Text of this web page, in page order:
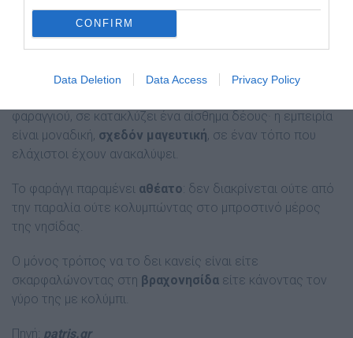
CONFIRM
Data Deletion Data Access Privacy Policy
Τα κατακόρυφα, στενά τοιχώματά του βυθίζονται σε
φαραγγιού, σε κατακλύζει ένα αίσθημα δέους· η εμπειρία
είναι μοναδική, σχεδόν μαγευτική, σε έναν τόπο που
ελάχιστοι έχουν ανακαλύψει.
Το φαράγγι παραμένει αθέατο: δεν διακρίνεται ούτε από
την παραλία ούτε κολυμπώντας στο μπροστινό μέρος
της νησίδας.
Ο μόνος τρόπος να το δει κανείς είναι είτε
σκαρφαλώνοντας στη βραχονησίδα είτε κάνοντας τον
γύρο της με κολύμπι.
Πηγή: patris.gr